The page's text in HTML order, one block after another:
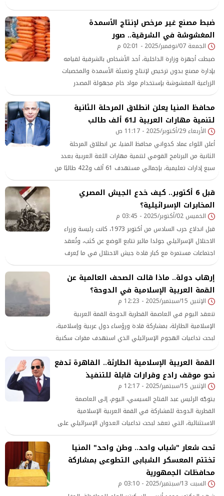
ضبط مصنع غير مرخص لإنتاج الأسمدة
المغشوشة في الشرقية.. صور
الجمعة 07/نوفمبر/2025 - 02:01 م
ضبطت أجهزة وزارة الداخلية، أحد الأشخاص بالشرقية لقيامه
بإدارة مصنع بدون ترخيص لإنتاج وتعبئة الأسمدة والمخصبات
الزراعية المغشوشة بإستخدام مواد خام مجهولة المصدر
محافظ المنيا يعلن انطلاق المرحلة الثانية
لتنمية مهارات العربية لـ61 ألف طالب
الأربعاء 29/أكتوبر/2025 - 11:17 ص
أعلن اللواء عماد كدواني محافظ المنيا، عن انطلاق المرحلة
الثانية من البرنامج القومي لتنمية مهارات اللغة العربية بعدد
سبع إدارات تعليمية، بإجمالي مستهدف 61 ألف و422 طالبًا من
الصف الثالث إلى الصف السادس الابتدائي.
قبل 6 أكتوبر.. كيف خدع الجيش المصري
المخابرات الإسرائيلية؟
الخميس 02/أكتوبر/2025 - 03:45 م
قبل اندلاع حرب السادس من أكتوبر 1973، كانت رئيسة وزراء
الاحتلال الإسرائيلي جولدا مائير تتابع الوضع عن كثب، وتُعقد
اجتماعات مستمرة مع كبار قادة جيش الاحتلال في ما يُعرف
بـ«مطبخها السياسي»، لتقييم الموقف العسكري للجيش
المصري وتحليل التقارير الاستخباراتية.
إرهاب دولة.. ماذا قالت الصحف العالمية عن
القمة العربية الإسلامية في الدوحة؟
الإثنين 15/سبتمبر/2025 - 12:23 م
تنعقد اليوم في العاصمة القطرية الدوحة القمة العربية
الإسلامية الطارئة، بمشاركة قادة ورؤساء دول عربية وإسلامية،
لبحث تداعيات الهجوم الإسرائيلي الذي استهدف مقرات سكنية
تضم أعضاء من المكتب السياسي لحركة «حماس» في 9 سبتمبر
الجاري.
القمة العربية الإسلامية الطارئة.. القاهرة تدفع
نحو موقف رادع وقرارات قابلة للتنفيذ
الإثنين 15/سبتمبر/2025 - 12:17 م
يتوجّه الرئيس عبد الفتاح السيسي، اليوم، إلى العاصمة
القطرية الدوحة للمشاركة في القمة العربية الإسلامية
الاستثنائية، التي تعقد لبحث تداعيات العدوان الإسرائيلي على
دولة قطر.
تحت شعار "شباب واحد.. وطن واحد" المنيا
تختتم المعسكر الشبابى التطوعى بمشاركة
محافظات الجمهورية
السبت 13/سبتمبر/2025 - 03:10 م